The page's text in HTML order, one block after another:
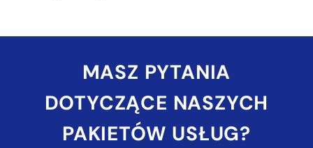
MASZ PYTANIA
DOTYCZĄCE NASZYCH
PAKIETÓW USŁUG?